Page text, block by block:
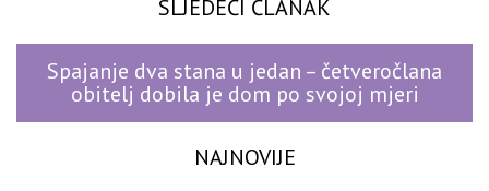
SLJEDEĆI ČLANAK
Spajanje dva stana u jedan – četveročlana
obitelj dobila je dom po svojoj mjeri
NAJNOVIJE